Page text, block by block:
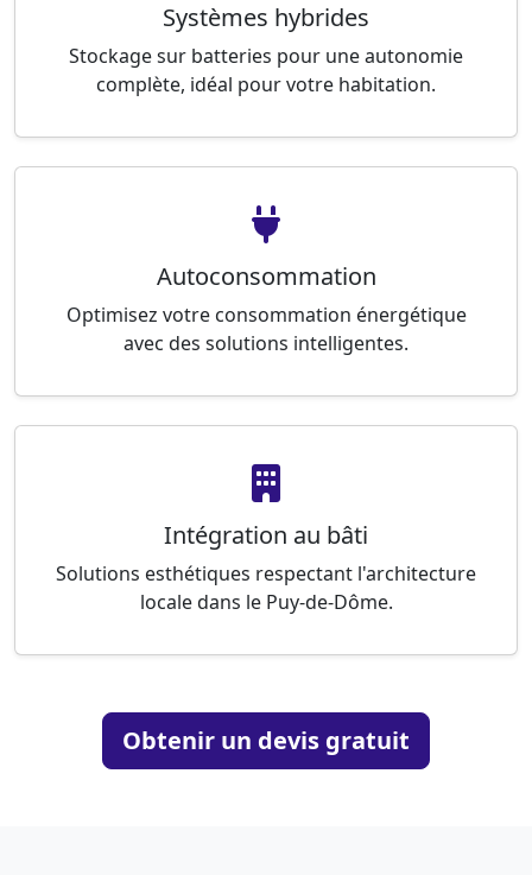
Systèmes hybrides
Stockage sur batteries pour une autonomie
complète, idéal pour votre habitation.
Autoconsommation
Optimisez votre consommation énergétique
avec des solutions intelligentes.
Intégration au bâti
Solutions esthétiques respectant l'architecture
locale dans le Puy-de-Dôme.
Obtenir un devis gratuit